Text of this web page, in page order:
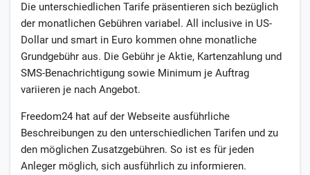
Die unterschiedlichen Tarife präsentieren sich bezüglich
der monatlichen Gebühren variabel. All inclusive in US-
Dollar und smart in Euro kommen ohne monatliche
Grundgebühr aus. Die Gebühr je Aktie, Kartenzahlung und
SMS-Benachrichtigung sowie Minimum je Auftrag
variieren je nach Angebot.
Freedom24 hat auf der Webseite ausführliche
Beschreibungen zu den unterschiedlichen Tarifen und zu
den möglichen Zusatzgebühren. So ist es für jeden
Anleger möglich, sich ausführlich zu informieren.